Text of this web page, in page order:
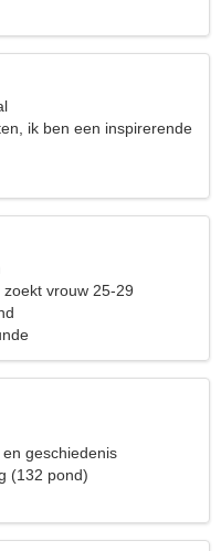
ik ben een inspirerende
vrouw 25-29
geschiedenis
(132 pond)